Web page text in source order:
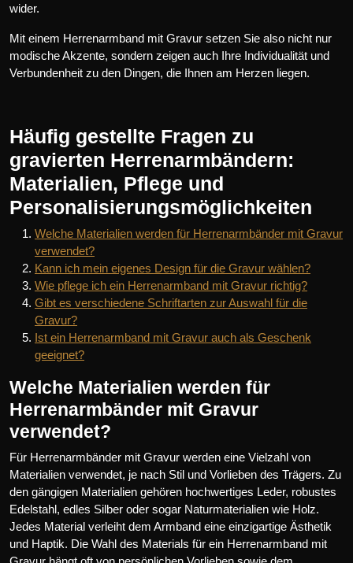
wider.
Mit einem Herrenarmband mit Gravur setzen Sie also nicht nur
modische Akzente, sondern zeigen auch Ihre Individualität und
Verbundenheit zu den Dingen, die Ihnen am Herzen liegen.
Häufig gestellte Fragen zu
gravierten Herrenarmbändern:
Materialien, Pflege und
Personalisierungsmöglichkeiten
Welche Materialien werden für Herrenarmbänder mit Gravur
verwendet?
Kann ich mein eigenes Design für die Gravur wählen?
Wie pflege ich ein Herrenarmband mit Gravur richtig?
Gibt es verschiedene Schriftarten zur Auswahl für die
Gravur?
Ist ein Herrenarmband mit Gravur auch als Geschenk
geeignet?
Welche Materialien werden für
Herrenarmbänder mit Gravur
verwendet?
Für Herrenarmbänder mit Gravur werden eine Vielzahl von
Materialien verwendet, je nach Stil und Vorlieben des Trägers. Zu
den gängigen Materialien gehören hochwertiges Leder, robustes
Edelstahl, edles Silber oder sogar Naturmaterialien wie Holz.
Jedes Material verleiht dem Armband eine einzigartige Ästhetik
und Haptik. Die Wahl des Materials für ein Herrenarmband mit